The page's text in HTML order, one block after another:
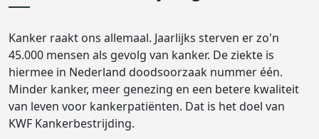
Kanker raakt ons allemaal. Jaarlijks sterven er zo'n
45.000 mensen als gevolg van kanker. De ziekte is
hiermee in Nederland doodsoorzaak nummer één.
Minder kanker, meer genezing en een betere kwaliteit
van leven voor kankerpatiënten. Dat is het doel van
KWF Kankerbestrijding.